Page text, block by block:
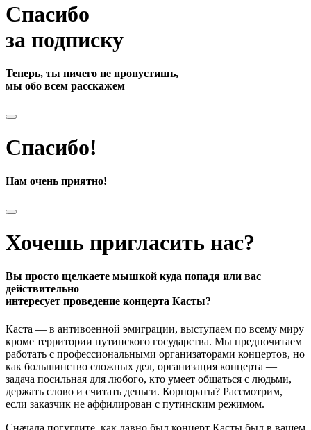
Спасибо
за подписку
Теперь, ты ничего не пропустишь,
мы обо всем расскажем
Спасибо!
Нам очень приятно!
Хочешь пригласить нас?
Вы просто щелкаете мышкой куда попадя или вас
действительно
интересует проведение концерта Касты?
Каста — в антивоенной эмиграции, выступаем по всему миру
кроме территории путинского государства. Мы предпочитаем
работать с профессиональными организаторами концертов, но
как большинство сложных дел, организация концерта —
задача посильная для любого, кто умеет общаться с людьми,
держать слово и считать деньги. Корпораты? Рассмотрим,
если заказчик не аффилирован с путинским режимом.
Сначала погуглите, как давно был концерт Касты был в вашем